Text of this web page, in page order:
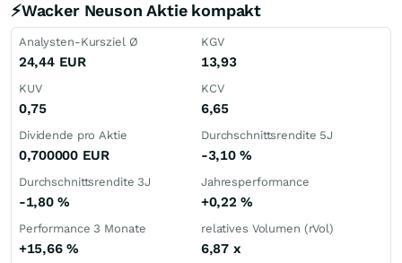
⚡Wacker Neuson Aktie kompakt
Analysten-Kursziel Ø
24,44 EUR
KGV
13,93
KUV
0,75
KCV
6,65
Dividende pro Aktie
0,700000 EUR
Durchschnittsrendite 5J
-3,10%
Durchschnittsrendite 3J
-1,80%
Jahresperformance
+0,22%
Performance 3 Monate
+15,66 %
relatives Volumen (rVol)
6,87 x